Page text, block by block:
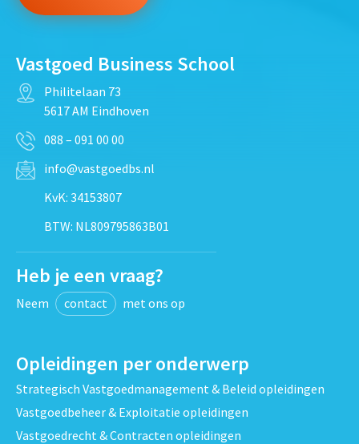
Vastgoed Business School
Philitelaan 73
5617 AM Eindhoven
088 – 091 00 00
info@vastgoedbs.nl
KvK: 34153807
BTW: NL809795863B01
Heb je een vraag?
Neem contact met ons op
Opleidingen per onderwerp
Strategisch Vastgoedmanagement & Beleid opleidingen
Vastgoedbeheer & Exploitatie opleidingen
Vastgoedrecht & Contracten opleidingen